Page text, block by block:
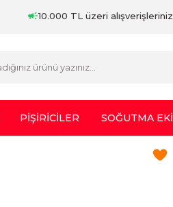
10.000 TL üzeri
PİŞİRİCİLER SOĞUTMA